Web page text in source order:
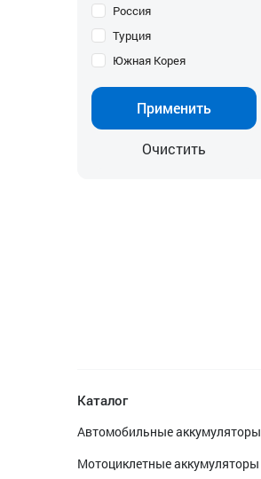
Россия
Турция
Южная Корея
Применить
Очистить
Каталог
Автомобильные аккумуляторы
Мотоциклетные аккумуляторы